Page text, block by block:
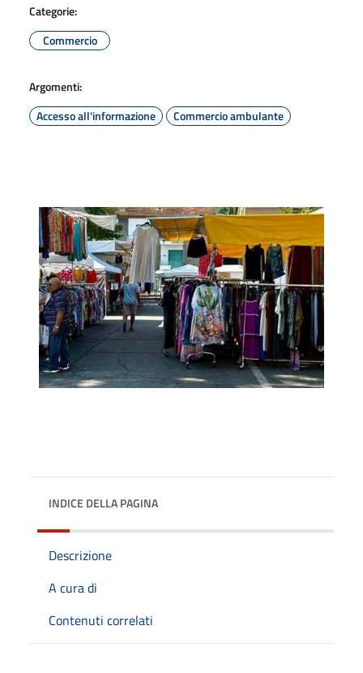
Categorie:
Commercio
Argomenti:
Accesso all'informazione
Commercio ambulante
INDICE DELLA PAGINA
Descrizione
A cura di
Contenuti correlati